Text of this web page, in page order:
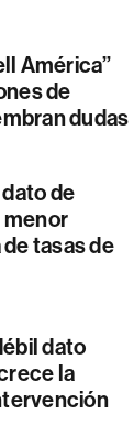
América”
de
dudas
de
menor
tasas de
dato
la